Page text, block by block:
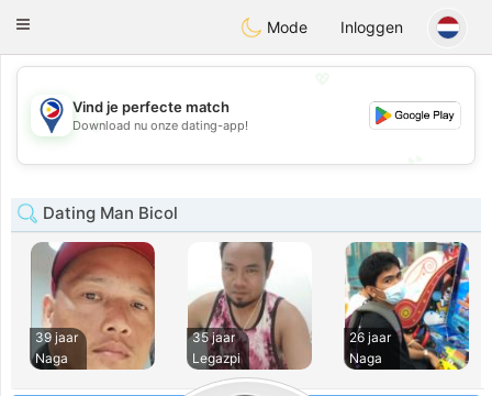
PhilippinesChat
Toggle
Mode Inloggen
💖
💕
Vind je perfecte match
Download nu onze dating-app!
Dating Man Bicol
39 jaar
Naga
35 jaar
Legazpi
26 jaar
Naga